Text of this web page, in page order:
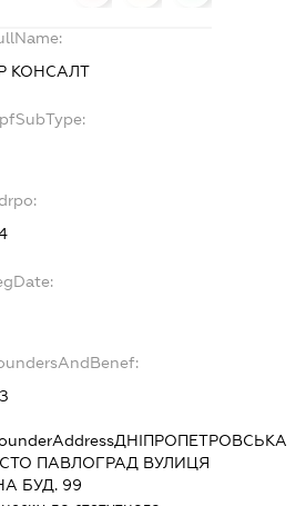
КОНСАЛТ
ДНІПРОПЕТРОВСЬКА
ПАВЛОГРАД ВУЛИЦЯ
БУД. 99